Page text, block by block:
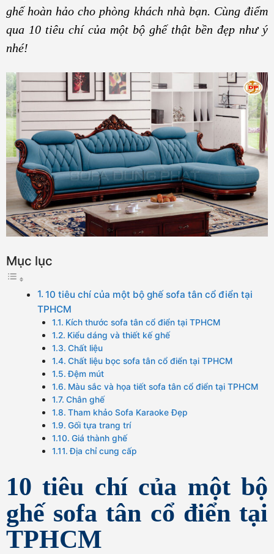
ghế hoàn hảo cho phòng khách nhà bạn. Cùng điểm
qua 10 tiêu chí của một bộ ghế thật bền đẹp như ý
nhé!
Mục lục
10 tiêu chí của một bộ ghế sofa tân cổ điển tại
TPHCM
Kích thước sofa tân cổ điển tại TPHCM
Kiểu dáng và thiết kế ghế
Chất liệu
Chất liệu bọc sofa tân cổ điển tại TPHCM
Đệm mút
Màu sắc và họa tiết sofa tân cổ điển tại TPHCM
Chân ghế
Tham khảo Sofa Karaoke Đẹp
Gối tựa trang trí
Giá thành ghế
Địa chỉ cung cấp
10 tiêu chí của một bộ
ghế sofa tân cổ điển tại
TPHCM